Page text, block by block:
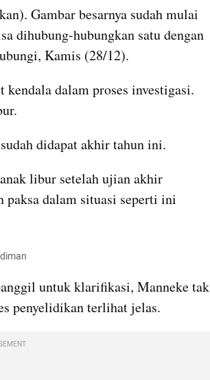
Gambar besarnya sudah mulai
dihubung-hubungkan satu dengan
Kamis (28/12).
dalam proses investigasi.
didapat akhir tahun ini.
libur setelah ujian akhir
paksa dalam situasi seperti ini
untuk klarifikasi, Manneke tak
penyelidikan terlihat jelas.